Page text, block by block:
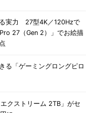
実力 27型4K／120Hzで
27（Gen 2）」でお絵描
る「ゲーミングロングピロ
クストリーム 2TB」がセ